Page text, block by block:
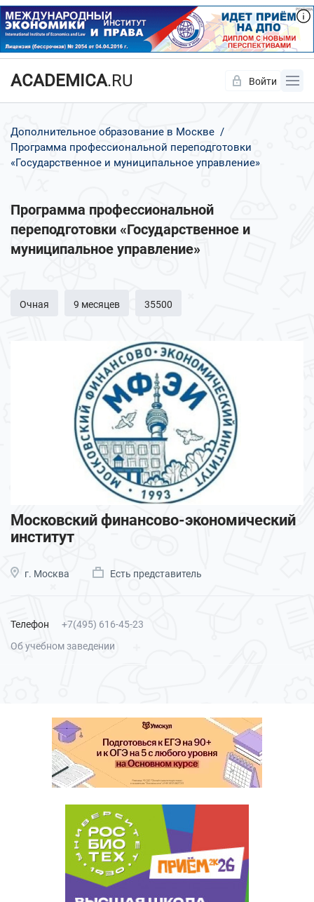
ACADEMICA.RU Войти
Дополнительное образование в Москве
Программа профессиональной переподготовки
«Государственное и муниципальное управление»
Программа профессиональной
переподготовки «Государственное и
муниципальное управление»
Очная 9 месяцев 35500
Московский финансово-экономический
институт
г. Москва Есть представитель
Телефон
+7(495) 616-45-23
Об учебном заведении
Да Нет